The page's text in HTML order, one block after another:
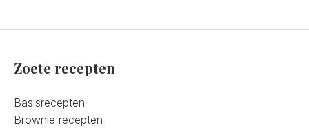
Zoete recepten
Basisrecepten
Brownie recepten